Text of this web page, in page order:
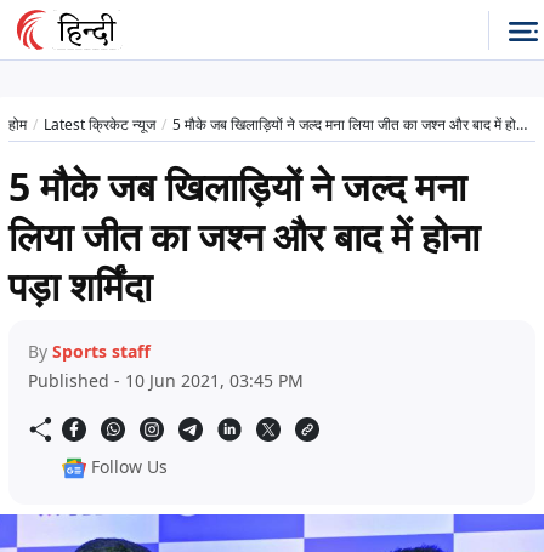
होम Latest क्रिकेट न्यूज 5 मौके जब खिलाड़ियों ने जल्द मना लिया जीत का जश्न और बाद में होना पड़ा शर्मिंदा
5 मौके जब खिलाड़ियों ने जल्द मना
लिया जीत का जश्न और बाद में होना
पड़ा शर्मिंदा
By Sports staff
Published - 10 Jun 2021, 03:45 PM
Follow Us